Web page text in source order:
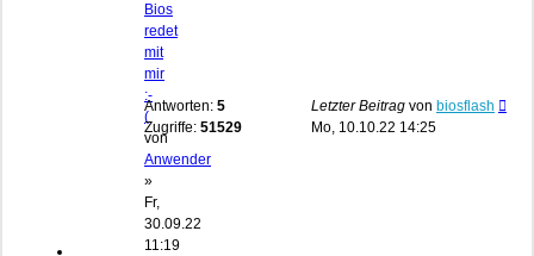
Bios
redet
mit
mir
:-
(
von
Anwender
»
Fr,
30.09.22
11:19
Antworten: 5
Zugriffe: 51529
Letzter Beitrag von biosflash
Mo, 10.10.22 14:25